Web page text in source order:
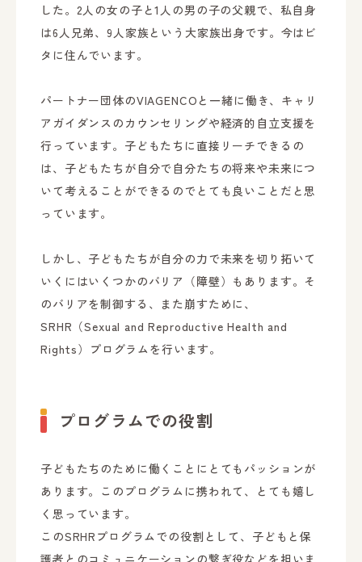
した。2人の女の子と1人の男の子の父親で、私自身
は6人兄弟、9人家族という大家族出身です。今はビ
タに住んでいます。
パートナー団体のVIAGENCOと一緒に働き、キャリ
アガイダンスのカウンセリングや経済的自立支援を
行っています。子どもたちに直接リーチできるの
は、子どもたちが自分で自分たちの将来や未来につ
いて考えることができるのでとても良いことだと思
っています。
しかし、子どもたちが自分の力で未来を切り拓いて
いくにはいくつかのバリア（障壁）もあります。そ
のバリアを制御する、また崩すために、
SRHR（Sexual and Reproductive Health and
Rights）プログラムを行います。
プログラムでの役割
子どもたちのために働くことにとてもパッションが
あります。このプログラムに携われて、とても嬉し
く思っています。
このSRHRプログラムでの役割として、子どもと保
護者とのコミュニケーションの繋ぎ役などを担いま